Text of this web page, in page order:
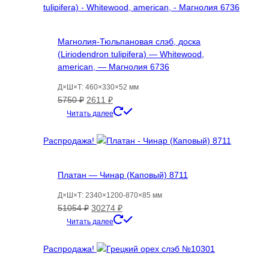
Магнолия-Тюльпановая слэб, доска
(Liriodendron tulipifera) — Whitewood,
american, — Магнолия 6736
Д×Ш×Т: 460×330×52 мм
5750₽ Первоначальная
цена
5750 ₽.
2611 ₽Текущая
цена:
Читать далее
Распродажа!
Платан — Чинар (Каповый) 8711
Д×Ш×Т: 2340×1200-870×85 мм
51054₽ Первоначальная
цена
51054 ₽.
30274 ₽Текущая
цена:
Читать далее
Распродажа!